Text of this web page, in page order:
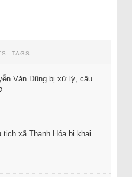
TAGS
Văn Dũng bị xử lý, câu
tịch xã Thanh Hóa bị khai